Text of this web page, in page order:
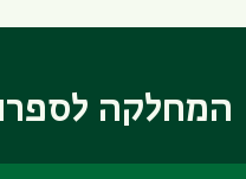
ראשי
המחלקה